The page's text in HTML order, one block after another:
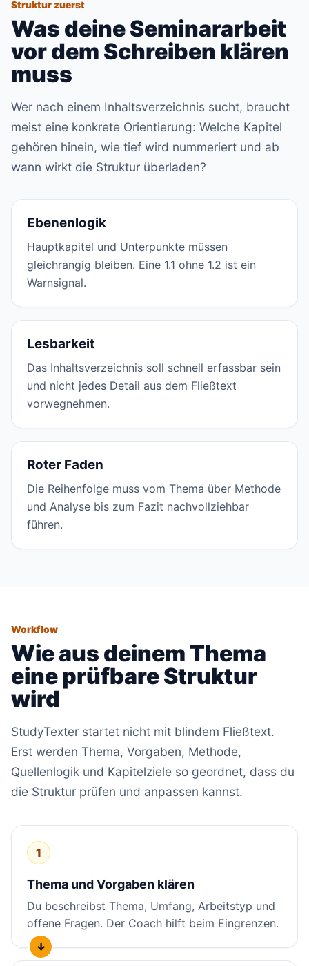
Struktur zuerst
Was deine Seminararbeit
vor dem Schreiben klären
muss
Wer nach einem Inhaltsverzeichnis sucht, braucht
meist eine konkrete Orientierung: Welche Kapitel
gehören hinein, wie tief wird nummeriert und ab
wann wirkt die Struktur überladen?
Ebenenlogik
Hauptkapitel und Unterpunkte müssen
gleichrangig bleiben. Eine 1.1 ohne 1.2 ist ein
Warnsignal.
Lesbarkeit
Das Inhaltsverzeichnis soll schnell erfassbar sein
und nicht jedes Detail aus dem Fließtext
vorwegnehmen.
Roter Faden
Die Reihenfolge muss vom Thema über Methode
und Analyse bis zum Fazit nachvollziehbar
führen.
Workflow
Wie aus deinem Thema
eine prüfbare Struktur
wird
StudyTexter startet nicht mit blindem Fließtext.
Erst werden Thema, Vorgaben, Methode,
Quellenlogik und Kapitelziele so geordnet, dass du
die Struktur prüfen und anpassen kannst.
1
Thema und Vorgaben klären
Du beschreibst Thema, Umfang, Arbeitstyp und
offene Fragen. Der Coach hilft beim Eingrenzen.